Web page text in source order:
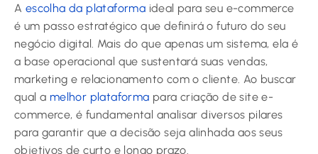
A escolha da plataforma ideal para seu e-commerce
é um passo estratégico que definirá o futuro do seu
negócio digital. Mais do que apenas um sistema, ela é
a base operacional que sustentará suas vendas,
marketing e relacionamento com o cliente. Ao buscar
qual a melhor plataforma para criação de site e-
commerce, é fundamental analisar diversos pilares
para garantir que a decisão seja alinhada aos seus
objetivos de curto e longo prazo.